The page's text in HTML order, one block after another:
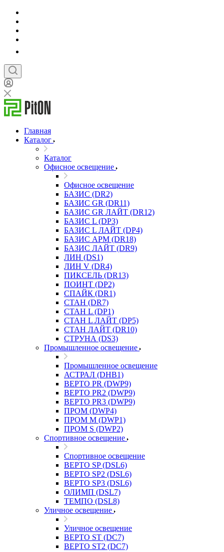
Главная
Каталог
Каталог
Офисное освещение
Офисное освещение
БАЗИС (DR2)
БАЗИС GR (DR11)
БАЗИС GR ЛАЙТ (DR12)
БАЗИС L (DP3)
БАЗИС L ЛАЙТ (DP4)
БАЗИС АРМ (DR18)
БАЗИС ЛАЙТ (DR9)
ЛИН (DS1)
ЛИН V (DR4)
ПИКСЕЛЬ (DR13)
ПОИНТ (DP2)
СПАЙК (DR1)
СТАН (DR7)
СТАН L (DP1)
СТАН L ЛАЙТ (DP5)
СТАН ЛАЙТ (DR10)
СТРУНА (DS3)
Промышленное освещение
Промышленное освещение
АСТРАЛ (DHB1)
ВЕРТО PR (DWP9)
ВЕРТО PR2 (DWP9)
ВЕРТО PR3 (DWP9)
ПРОМ (DWP4)
ПРОМ M (DWP1)
ПРОМ S (DWP2)
Спортивное освещение
Спортивное освещение
ВЕРТО SP (DSL6)
ВЕРТО SP2 (DSL6)
ВЕРТО SP3 (DSL6)
ОЛИМП (DSL7)
ТЕМПО (DSL8)
Уличное освещение
Уличное освещение
ВЕРТО ST (DC7)
ВЕРТО ST2 (DC7)